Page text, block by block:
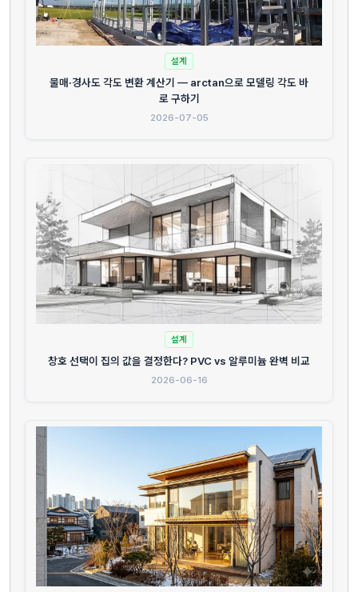
설계
물매·경사도 각도 변환 계산기 — arctan으로 모델링 각도 바
로 구하기
2026-07-05
설계
창호 선택이 집의 값을 결정한다? PVC vs 알루미늄 완벽 비교
2026-06-16